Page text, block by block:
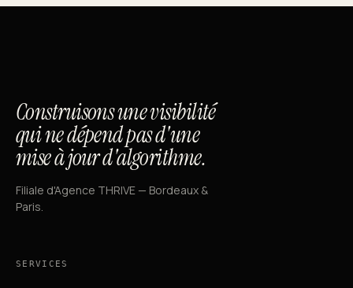
Construisons une visibilité
qui ne dépend pas d'une
mise à jour d'algorithme.
Filiale d'Agence THRIVE — Bordeaux &
Paris.
SERVICES